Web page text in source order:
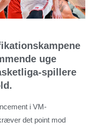
uge
spillere
i VM-
det point mod